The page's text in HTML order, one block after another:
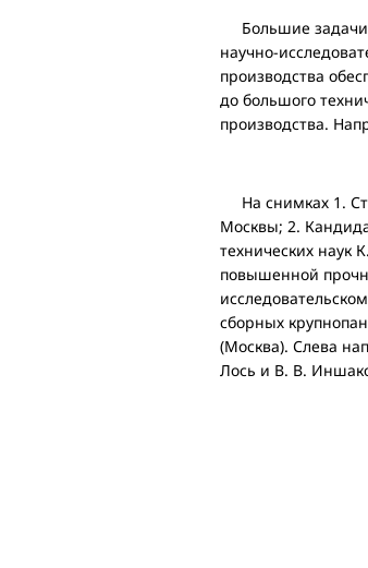
Большие задачи
научно-
производства
до большого
производства.
На снимках 1.
Москвы; 2.
технических наук
повышенной
сборных
(Москва). Слева
Лось и В. В.